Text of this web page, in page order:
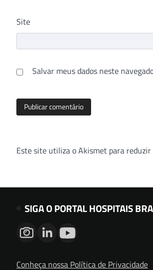
Site
Salvar meus dados neste
Este site utiliza o Akismet para reduzir
SIGA O PORTAL HOSPITAIS
Conheça nossa Política de Privacidade